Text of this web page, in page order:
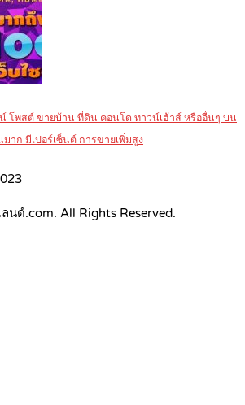
โพสต์ ขายบ้าน ที่ดิน คอนโด ทาวน์เฮ้าส์ หรืออื่นๆ บน
มาก มีเปอร์เซ็นต์ การขายเพิ่มสูง
นด์.com. All Rights Reserved.